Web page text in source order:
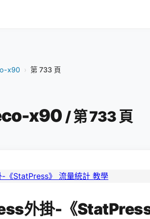
x90 › 第 733 頁
x90 / 第 733 頁
外掛-《StatPress